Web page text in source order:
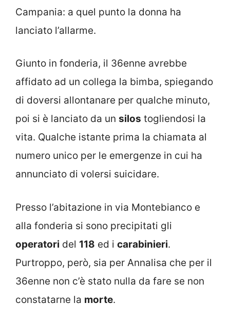
Campania: a quel punto la donna ha
lanciato l’allarme.
Giunto in fonderia, il 36enne avrebbe
affidato ad un collega la bimba, spiegando
di doversi allontanare per qualche minuto,
poi si è lanciato da un silos togliendosi la
vita. Qualche istante prima la chiamata al
numero unico per le emergenze in cui ha
annunciato di volersi suicidare.
Presso l’abitazione in via Montebianco e
alla fonderia si sono precipitati gli
operatori del 118 ed i carabinieri.
Purtroppo, però, sia per Annalisa che per il
36enne non c’è stato nulla da fare se non
constatarne la morte.